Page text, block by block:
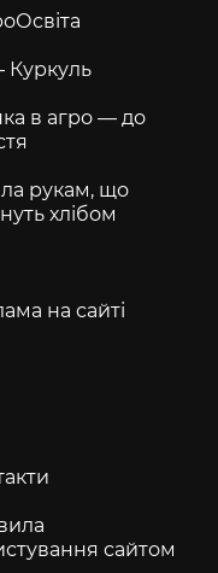
Куркуль
в агро — до
рукам, що
хлібом
на сайті
сайтом